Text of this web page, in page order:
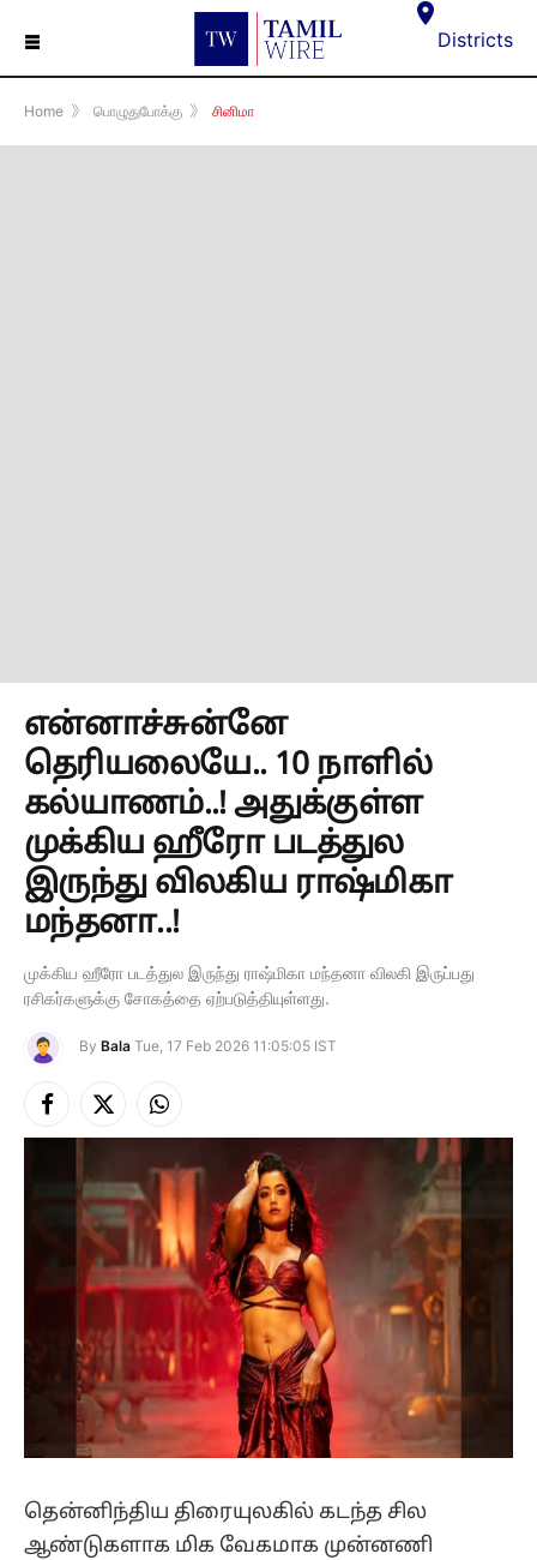
☰ Districts
Home 》 பொழுதுபோக்கு 》 சினிமா
என்னாச்சுன்னே
தெரியலையே.. 10 நாளில்
கல்யாணம்..! அதுக்குள்ள
முக்கிய ஹீரோ படத்துல
இருந்து விலகிய ராஷ்மிகா
மந்தனா..!
முக்கிய ஹீரோ படத்துல இருந்து ராஷ்மிகா மந்தனா விலகி இருப்பது
ரசிகர்களுக்கு சோகத்தை ஏற்படுத்தியுள்ளது.
By Bala Tue, 17 Feb 2026 11:05:05 IST
Facebook
X
(Twitter)
Instagram
தென்னிந்திய திரையுலகில் கடந்த சில
ஆண்டுகளாக மிக வேகமாக முன்னணி